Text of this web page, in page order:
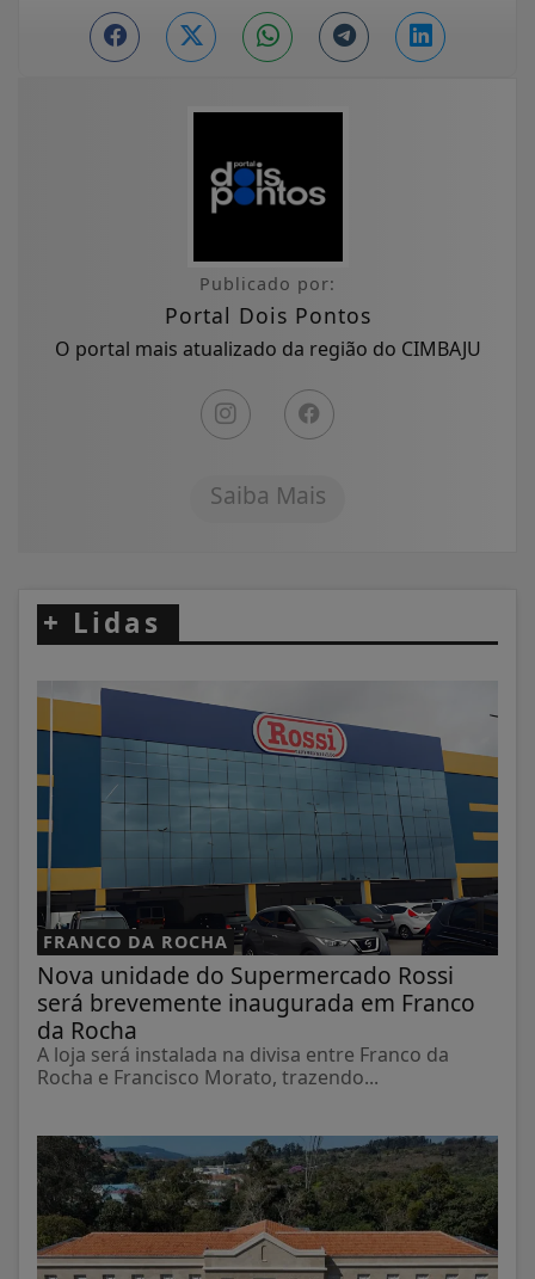
Publicado por:
Portal Dois Pontos
O portal mais atualizado da região do CIMBAJU
Saiba Mais
+ Lidas
FRANCO DA ROCHA
Nova unidade do Supermercado Rossi
será brevemente inaugurada em Franco
da Rocha
A loja será instalada na divisa entre Franco da
Rocha e Francisco Morato, trazendo...